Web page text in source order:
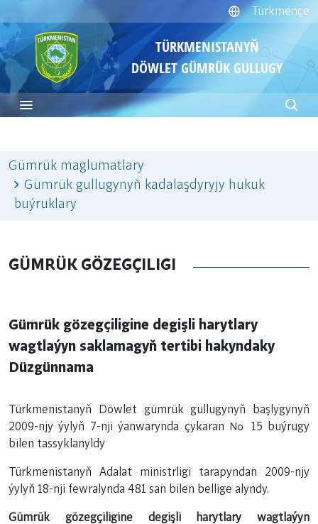
Türkmençe
TÜRKMENISTANYŇ
DÖWLET GÜMRÜK GULLUGY
Gümrük maglumatlary
Gümrük gullugynyň kadalaşdyryjy hukuk
buýruklary
GÜMRÜK GÖZEGÇILIGI
Gümrük gözegçiligine degişli harytlary
wagtlaýyn saklamagyň tertibi hakyndaky
Düzgünnama
Türkmenistanyň Döwlet gümrük gullugynyň başlygynyň
2009-njy ýylyň 7-nji ýanwarynda çykaran № 15 buýrugy
bilen tassyklanyldy
Türkmenistanyň Adalat ministrligi tarapyndan 2009-njy
ýylyň 18-nji fewralynda 481 san bilen bellige alyndy.
Gümrük gözegçiligine degişli harytlary wagtlaýyn